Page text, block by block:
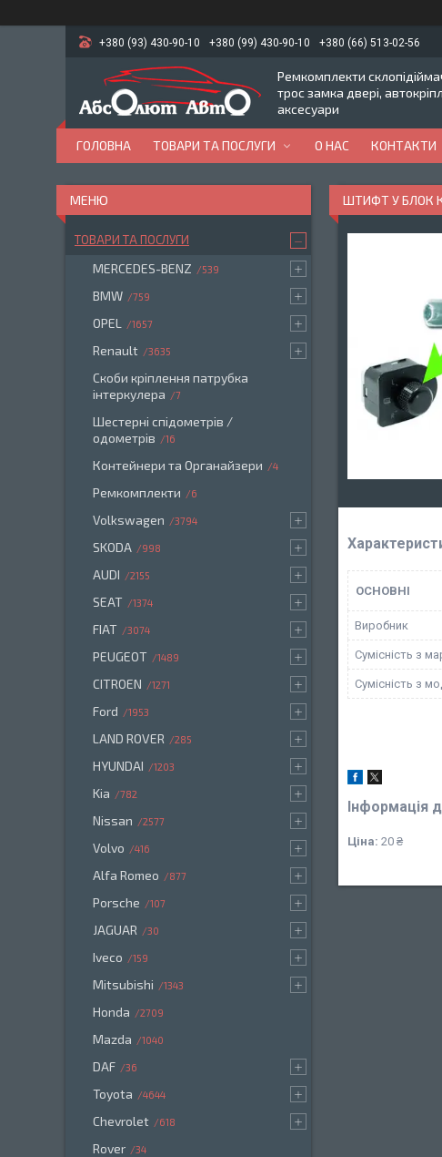
+380 (93) 430-90-10 +380 (99) 430-90-10 +380 (66) 513-02-56
Ремкомплекти
трос замка двері,
аксесуари
ГОЛОВНА ТОВАРИ ТА ПОСЛУГИ О НАС КОНТАКТИ
ШТИФТ У БЛОК
ОСНОВНІ
Виробник
Сумісність з
Сумісність з
Інформація
Ціна: 20 ₴
ТОВАРИ ТА ПОСЛУГИ
MERCEDES-BENZ 539
BMW 759
OPEL 1657
Renault 3635
Скоби кріплення патрубка
інтеркулера
7
Шестерні спідометрів /
одометрів
16
Контейнери та Органайзери 4
Ремкомплекти 6
Volkswagen 3794
SKODA 998
AUDI 2155
SEAT 1374
FIAT 3074
PEUGEOT 1489
CITROEN 1271
Ford 1953
LAND ROVER 285
HYUNDAI 1203
Kia 782
Nissan 2577
Volvo 416
Alfa Romeo 877
Porsche 107
JAGUAR 30
Iveco 159
Mitsubishi 1343
Honda 2709
Mazda 1040
DAF 36
Toyota 4644
Chevrolet 618
Rover 34